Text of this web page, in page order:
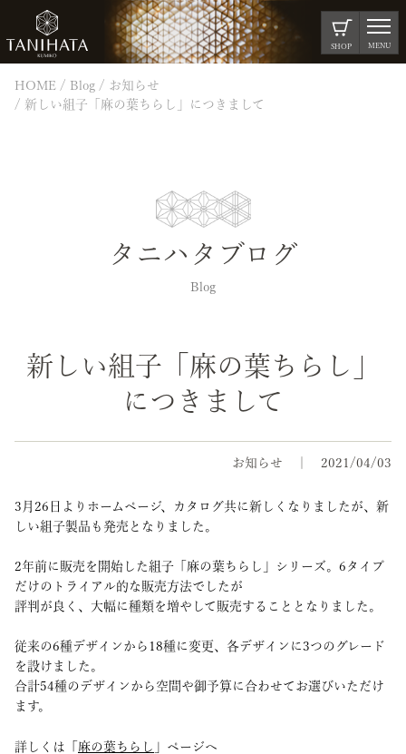
SHOP MENU
HOME Blog
お知らせ
新しい組子「麻の葉ちらし」につきまして
タニハタブログ
Blog
新しい組子「麻の葉ちらし」
につきまして
お知らせ 2021/04/03
3月26日よりホームページ、カタログ共に新しくなりましたが、新
しい組子製品も発売となりました。
2年前に販売を開始した組子「麻の葉ちらし」シリーズ。6タイプ
だけのトライアル的な販売方法でしたが
評判が良く、大幅に種類を増やして販売することとなりました。
従来の6種デザインから18種に変更、各デザインに3つのグレード
を設けました。
合計54種のデザインから空間や御予算に合わせてお選びいただけ
ます。
詳しくは「 麻の葉ちらし 」ページへ